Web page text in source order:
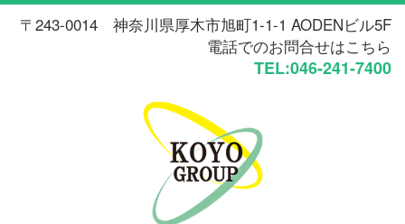
〒243-0014 神奈川県厚木市旭町1-1-1 AODENビル5F
電話でのお問合せはこちら
TEL:046-241-7400